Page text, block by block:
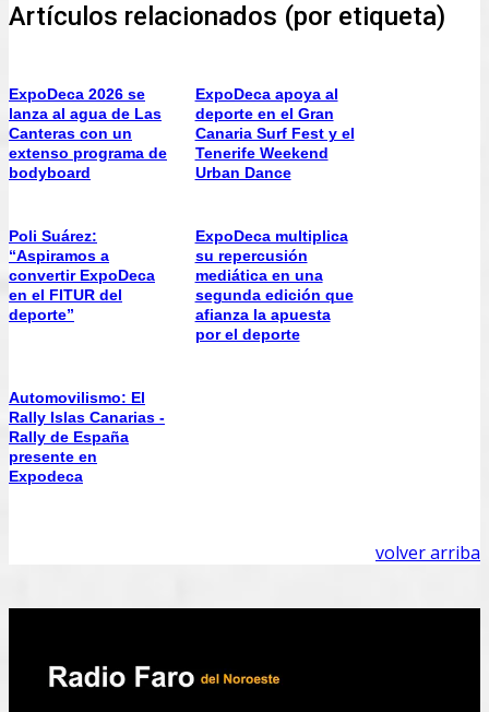
Artículos relacionados (por etiqueta)
ExpoDeca 2026 se
lanza al agua de Las
Canteras con un
extenso programa de
bodyboard
ExpoDeca apoya al
deporte en el Gran
Canaria Surf Fest y el
Tenerife Weekend
Urban Dance
Poli Suárez:
“Aspiramos a
convertir ExpoDeca
en el FITUR del
deporte”
ExpoDeca multiplica
su repercusión
mediática en una
segunda edición que
afianza la apuesta
por el deporte
Automovilismo: El
Rally Islas Canarias -
Rally de España
presente en
Expodeca
volver arriba